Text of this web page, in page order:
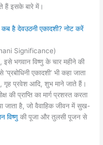
हैं इसके बारे में।
है देवउठनी एकादशी? नोट करें
Significance)
इसे भगवान विष्णु के चार महीने की
एकादशी’ भी कहा जाता
गृह प्रवेश आदि, शुभ माने जाते हैं।
की प्राप्ति का मार्ग प्रशस्त करता
जाता है, जो वैवाहिक जीवन में सुख-
विष्णु की पूजा और तुलसी पूजन से